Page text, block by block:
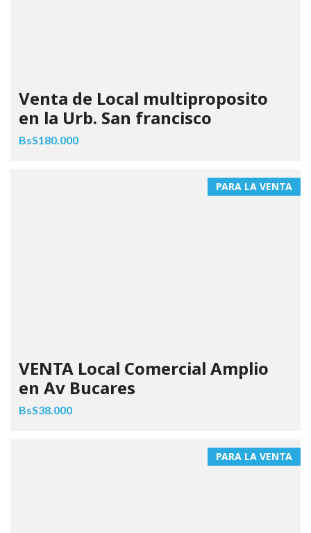
Venta de Local multiproposito
en la Urb. San francisco
BsS180.000
PARA LA VENTA
VENTA Local Comercial Amplio
en Av Bucares
BsS38.000
PARA LA VENTA